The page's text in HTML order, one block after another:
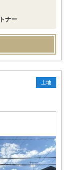
ナー
土地